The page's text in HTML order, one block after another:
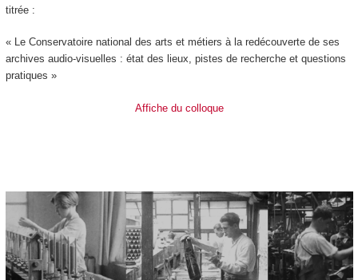
titrée :
« Le Conservatoire national des arts et métiers à la redécouverte de ses
archives audio-visuelles : état des lieux, pistes de recherche et questions
pratiques »
Affiche du colloque